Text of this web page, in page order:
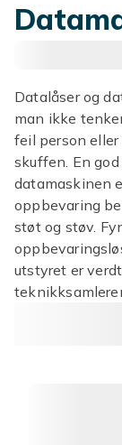
Datalåser og
man ikke
feil person
skuffen. En
datamaskinen
oppbevaring
støt og støv.
utstyret er